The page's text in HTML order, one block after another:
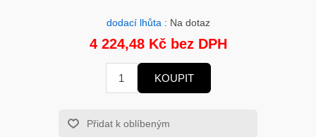
HERNÍ POČÍTAČE
MS WINDOWS
USB Flash Disky
dodací lhůta : Na dotaz
4 224,48 Kč bez DPH
KOUPIT
Přidat k oblíbeným